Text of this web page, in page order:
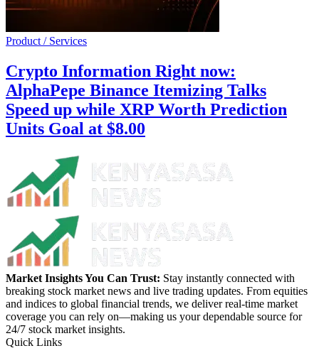
Product / Services
Crypto Information Right now:
AlphaPepe Binance Itemizing Talks
Speed up while XRP Worth Prediction
Units Goal at $8.00
Market Insights You Can Trust: Stay instantly connected with
breaking stock market news and live trading updates. From equities
and indices to global financial trends, we deliver real-time market
coverage you can rely on—making us your dependable source for
24/7 stock market insights.
Quick Links